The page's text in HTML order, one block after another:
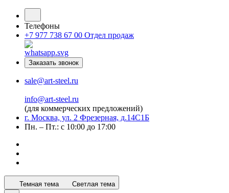
Телефоны
+7 977 738 67 00 Отдел продаж
Заказать звонок
sale@art-steel.ru
info@art-steel.ru
(для коммерческих предложений)
г. Москва, ул. 2 Фрезерная, д.14С1Б
Пн. – Пт.: с 10:00 до 17:00
Темная тема Светлая тема